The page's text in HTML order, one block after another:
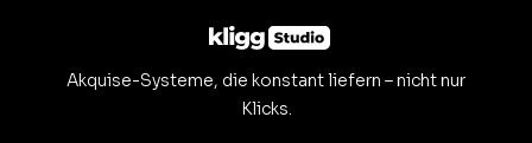
Akquise-Systeme, die konstant liefern – nicht nur
Klicks.